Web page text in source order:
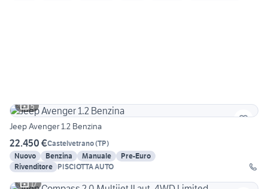
5
Jeep Avenger 1.2 Benzina
22.450 €Castelvetrano(TP)
Nuovo
Benzina Manuale
Pre-Euro
Rivenditore PISCIOTTA AUTO
17